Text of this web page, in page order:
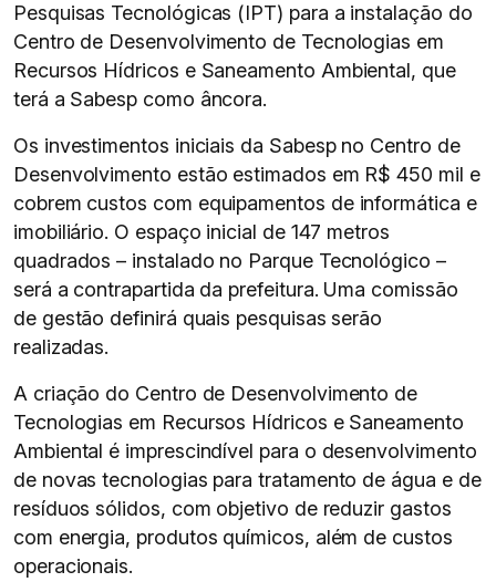
Pesquisas Tecnológicas (IPT) para a instalação do
Centro de Desenvolvimento de Tecnologias em
Recursos Hídricos e Saneamento Ambiental, que
terá a Sabesp como âncora.
Os investimentos iniciais da Sabesp no Centro de
Desenvolvimento estão estimados em R$ 450 mil e
cobrem custos com equipamentos de informática e
imobiliário. O espaço inicial de 147 metros
quadrados – instalado no Parque Tecnológico –
será a contrapartida da prefeitura. Uma comissão
de gestão definirá quais pesquisas serão
realizadas.
A criação do Centro de Desenvolvimento de
Tecnologias em Recursos Hídricos e Saneamento
Ambiental é imprescindível para o desenvolvimento
de novas tecnologias para tratamento de água e de
resíduos sólidos, com objetivo de reduzir gastos
com energia, produtos químicos, além de custos
operacionais.